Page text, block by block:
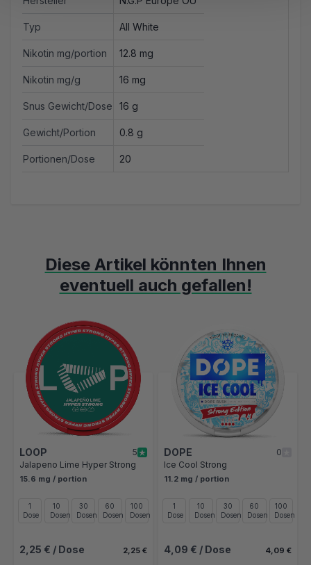
Typ All White
Nikotin mg/portion 12.8 mg
Nikotin mg/g 16 mg
Snus Gewicht/Dose 16 g
Gewicht/Portion 0.8 g
Portionen/Dose 20
Diese Artikel könnten Ihnen
eventuell auch gefallen!
Mit der Tabulatortaste können Sie durch die Elemente des
Clicken, um das Karussell zu überspringen
Clicken, um zur Karussell-Navigation zu gelangen
LOOP
5
Jalapeno Lime Hyper Strong
15.6 mg / portion
1
Dose
10
Dosen
30
Dosen
60
Dosen
100
Dosen
2,25 € / Dose 2,25 €
DOPE
0
Ice Cool Strong
11.2 mg / portion
1
Dose
10
Dosen
30
Dosen
60
Dosen
100
Dosen
4,09 € / Dose 4,09 €